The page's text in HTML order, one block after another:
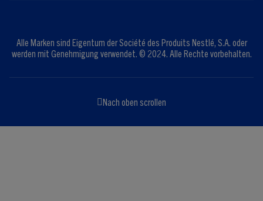
Alle Marken sind Eigentum der Société des Produits Nestlé, S.A. oder
werden mit Genehmigung verwendet. © 2024. Alle Rechte vorbehalten.
Nach oben scrollen